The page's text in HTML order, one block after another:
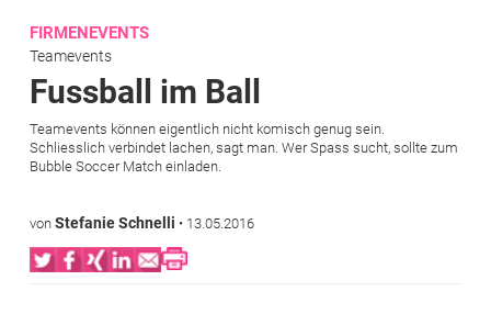
FIRMENEVENTS
Teamevents
Fussball im Ball
Teamevents können eigentlich nicht komisch genug sein.
Schliesslich verbindet lachen, sagt man. Wer Spass sucht, sollte zum
Bubble Soccer Match einladen.
von Stefanie Schnelli • 13.05.2016